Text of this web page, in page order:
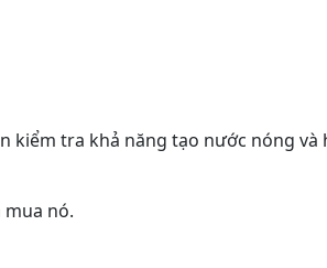
kiểm tra khả năng tạo nước nóng và
nó.